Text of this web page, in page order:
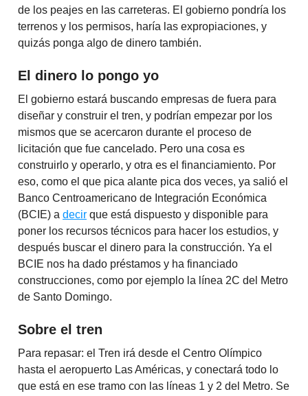
de los peajes en las carreteras. El gobierno pondría los
terrenos y los permisos, haría las expropiaciones, y
quizás ponga algo de dinero también.
El dinero lo pongo yo
El gobierno estará buscando empresas de fuera para
diseñar y construir el tren, y podrían empezar por los
mismos que se acercaron durante el proceso de
licitación que fue cancelado. Pero una cosa es
construirlo y operarlo, y otra es el financiamiento. Por
eso, como el que pica alante pica dos veces, ya salió el
Banco Centroamericano de Integración Económica
(BCIE) a decir que está dispuesto y disponible para
poner los recursos técnicos para hacer los estudios, y
después buscar el dinero para la construcción. Ya el
BCIE nos ha dado préstamos y ha financiado
construcciones, como por ejemplo la línea 2C del Metro
de Santo Domingo.
Sobre el tren
Para repasar: el Tren irá desde el Centro Olímpico
hasta el aeropuerto Las Américas, y conectará todo lo
que está en ese tramo con las líneas 1 y 2 del Metro. Se